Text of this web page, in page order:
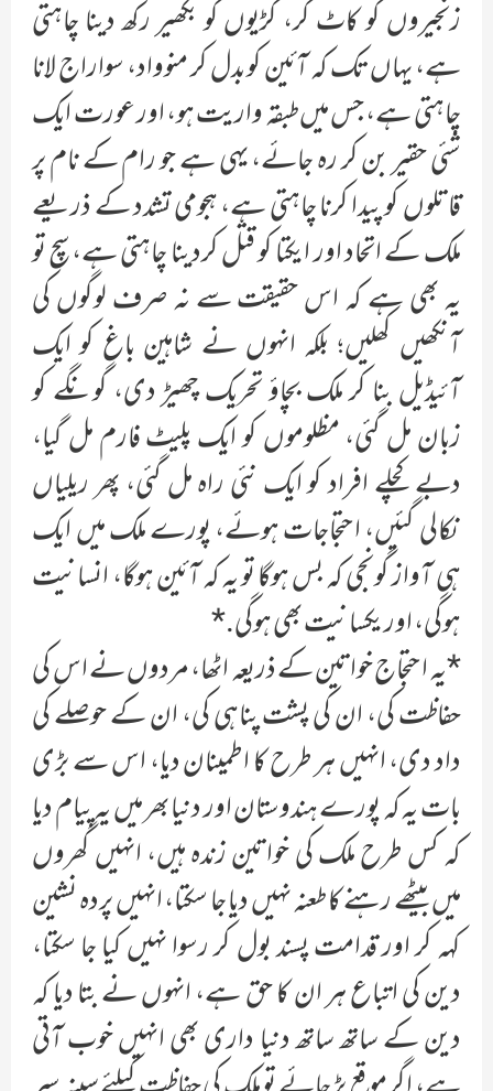
زنجیروں کو کاٹ کر، کڑیوں کو بکھیر رکھ دینا چاہتی
ہے، یہاں تک کہ آئین کو بدل کر منوواد، سواراج لانا
چاہتی ہے، جس میں طبقہ واریت ہو، اور عورت ایک
شئی حقیر بن کر رہ جائے، یہی ہے جو رام کے نام پر
قاتلوں کو پیدا کرنا چاہتی ہے، ہجومی تشدد کے ذریعے
ملک کے اتحاد اور ایکتا کو قتل کردینا چاہتی ہے، سچ تو
یہ بھی ہے کہ اس حقیقت سے نہ صرف لوگوں کی
آنکھیں کھلیں؛ بلکہ انہوں نے شاہین باغ کو ایک
آئیڈیل بنا کر ملک بچاؤ تحریک چھیڑ دی، گونگے کو
زبان مل گئی، مظلوموں کو ایک پلیٹ فارم مل گیا،
دبے کچلے افراد کو ایک نئی راہ مل گئی، پھر ریلیاں
نکالی گئیں، احتجاجات ہوئے، پورے ملک میں ایک
ہی آواز گونجی کہ بس ہوگا تو یہ کہ آئین ہوگا، انسانیت
ہوگی، اور یکسانیت بھی ہوگی.*
*یہ احتجاج خواتین کے ذریعہ اٹھا، مردوں نے اس کی
حفاظت کی، ان کی پشت پناہی کی، ان کے حوصلے کی
داد دی، انہیں ہر طرح کا اطمینان دیا، اس سے بڑی
بات یہ کہ پورے ہندوستان اور دنیا بھر میں یہ پیام دیا
کہ کس طرح ملک کی خواتین زندہ ہیں، انہیں گھروں
میں بیٹھے رہنے کا طعنہ نہیں دیا جا سکتا، انہیں پردہ نشین
کہہ کر اور قدامت پسند بول کر رسوا نہیں کیا جا سکتا،
دین کی اتباع ہر ان کا حق ہے، انہوں نے بتا دیا کہ
دین کے ساتھ ساتھ دنیا داری بھی انہیں خوب آتی